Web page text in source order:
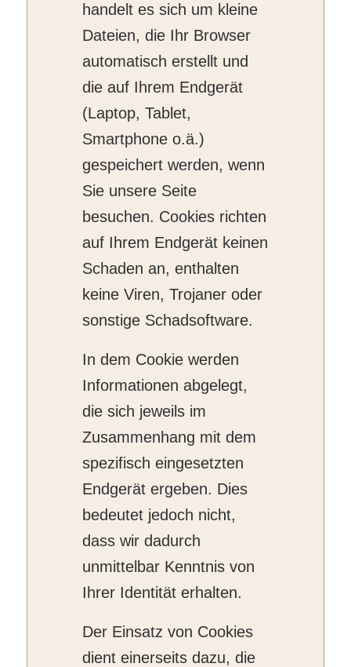
handelt es sich um kleine
Dateien, die Ihr Browser
automatisch erstellt und
die auf Ihrem Endgerät
(Laptop, Tablet,
Smartphone o.ä.)
gespeichert werden, wenn
Sie unsere Seite
besuchen. Cookies richten
auf Ihrem Endgerät keinen
Schaden an, enthalten
keine Viren, Trojaner oder
sonstige Schadsoftware.
In dem Cookie werden
Informationen abgelegt,
die sich jeweils im
Zusammenhang mit dem
spezifisch eingesetzten
Endgerät ergeben. Dies
bedeutet jedoch nicht,
dass wir dadurch
unmittelbar Kenntnis von
Ihrer Identität erhalten.
Der Einsatz von Cookies
dient einerseits dazu, die